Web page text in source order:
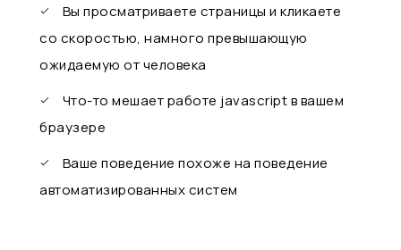
Вы просматриваете страницы и кликаете
со скоростью, намного превышающую
ожидаемую от человека
Что-то мешает работе javascript в вашем
браузере
Ваше поведение похоже на поведение
автоматизированных систем